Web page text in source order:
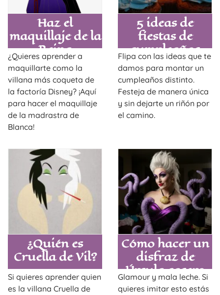
Haz el
maquillaje de la
Reina
Grimhilde y
fascina este
Halloween
¿Quieres aprender a
maquillarte como la
villana más coqueta de
la factoría Disney? ¡Aquí
para hacer el maquillaje
de la madrastra de
Blanca!
5 ideas de
fiestas de
cumpleaños
originales para
adultos
Flipa con las ideas que te
damos para montar un
cumpleaños distinto.
Festeja de manera única
y sin dejarte un riñón por
el camino.
¿Quién es
Cruella de Vil?
Si quieres aprender quien
es la villana Cruella de
Cómo hacer un
disfraz de
Úrsula casero
que deje sin
Glamour y mala leche. Si
quieres imitar esto estás